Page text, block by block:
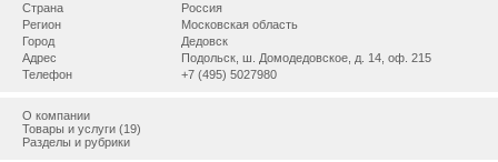
Страна
Россия
Регион
Московская область
Город
Дедовск
Адрес
Подольск, ш. Домодедовское, д. 14, оф. 215
Телефон
+7 (495) 5027980
О компании
Товары и услуги (19)
Разделы и рубрики